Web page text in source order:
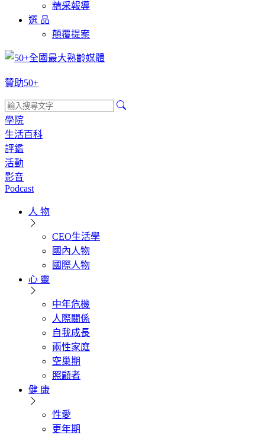
精采報導
選 品
顛覆提案
贊助50+
學院
生活百科
評鑑
活動
影音
Podcast
人 物
CEO生活學
國內人物
國際人物
心 靈
中年危機
人際關係
自我成長
兩性家庭
空巢期
照顧者
健 康
性愛
更年期